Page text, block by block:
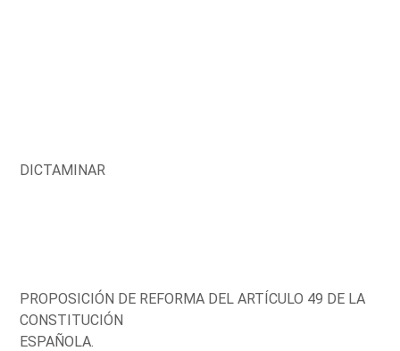
DICTAMINAR
PROPOSICIÓN DE REFORMA DEL ARTÍCULO 49 DE LA
CONSTITUCIÓN
ESPAÑOLA.